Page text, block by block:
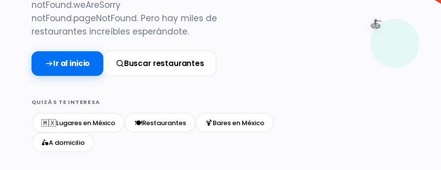
notFound.weAreSorry
notFound.pageNotFound. Pero hay miles de
restaurantes increíbles esperándote.
Ir al inicio Buscar restaurantes
QUIZÁS TE INTERESA
🇲🇽Lugares en México 🍽️Restaurantes 🍹Bares en México
🛵A domicilio
🍝